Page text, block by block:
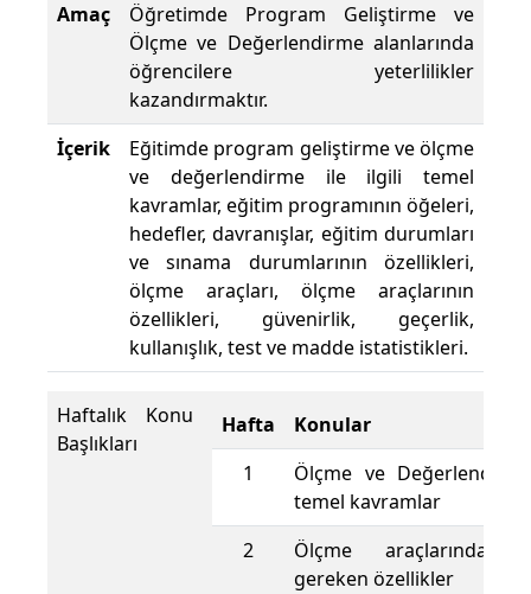
Amaç
Öğretimde Program Geliştirme ve
Ölçme ve Değerlendirme alanlarında
öğrencilere yeterlilikler
kazandırmaktır.
İçerik
Eğitimde program geliştirme ve ölçme
ve değerlendirme ile ilgili temel
kavramlar, eğitim programının öğeleri,
hedefler, davranışlar, eğitim durumları
ve sınama durumlarının özellikleri,
ölçme araçları, ölçme araçlarının
özellikleri, güvenirlik, geçerlik,
kullanışlık, test ve madde istatistikleri.
Haftalık Konu
Başlıkları
Hafta
Konular
1
Ölçme ve
temel kavramlar
2
Ölçme araçlarında
gereken özellikler